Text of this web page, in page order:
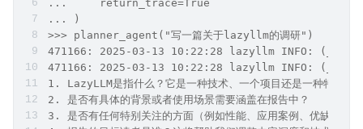
...     return_trace=True
... )
>>> planner_agent("写一篇关于lazyllm的调研")
471166: 2025-03-13 10:22:28 lazyllm INFO:
471166: 2025-03-13 10:22:28 lazyllm INFO:
1. LazyLLM是指什么？它是一种技术、一个项目还是一种特定的
2. 是否有具体的背景或者使用场景需要涵盖在报告中？
3. 是否有任何特别关注的方面（例如性能、应用案例、优缺点等